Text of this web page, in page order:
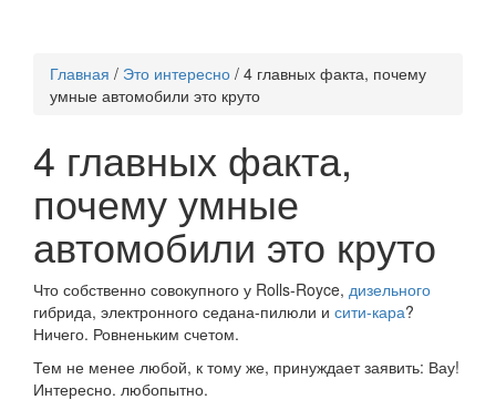
Главная / Это интересно / 4 главных факта, почему
умные автомобили это круто
4 главных факта,
почему умные
автомобили это круто
Что собственно совокупного у Rolls-Royce, дизельного
гибрида, электронного седана-пилюли и сити-кара?
Ничего. Ровненьким счетом.
Тем не менее любой, к тому же, принуждает заявить: Вау!
Интересно. любопытно.